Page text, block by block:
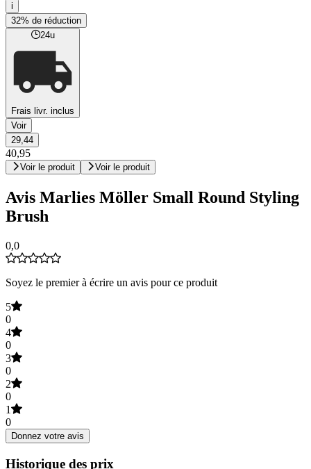
i
32% de réduction
24u
Frais livr. inclus
Voir
29,44
40,95
Voir le produit Voir le produit
Avis Marlies Möller Small Round Styling
Brush
0,0
Soyez le premier à écrire un avis pour ce produit
5
0
4
0
3
0
2
0
1
0
Donnez votre avis
Historique des prix